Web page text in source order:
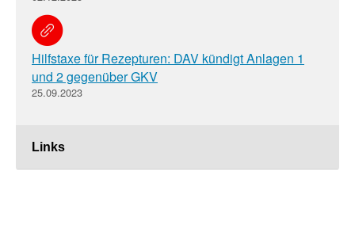
Links
Hilfstaxe für Rezepturen: DAV kündigt Anlagen 1
und 2 gegenüber GKV
25.09.2023